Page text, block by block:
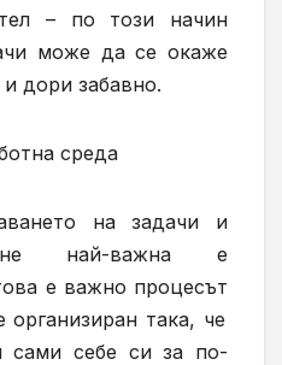
– по този начин
може да се окаже
дори забавно.
среда
на задачи и
най-важна е
е важно процесът
организиран така, че
сами себе си за по-